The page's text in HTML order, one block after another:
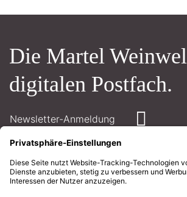
Die Martel
digitalen Postfach.
Newsletter-Anmeldung
Kontakt